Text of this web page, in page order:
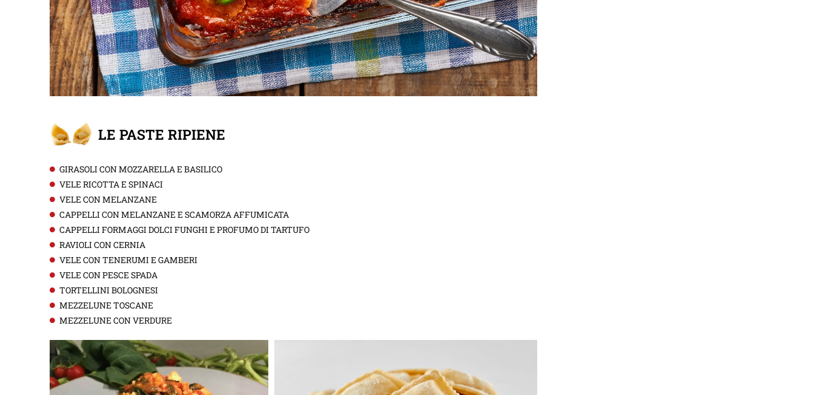
LE PASTE RIPIENE
GIRASOLI CON MOZZARELLA E BASILICO
VELE RICOTTA E SPINACI
VELE CON MELANZANE
CAPPELLI CON MELANZANE E SCAMORZA AFFUMICATA
CAPPELLI FORMAGGI DOLCI FUNGHI E PROFUMO DI TARTUFO
RAVIOLI CON CERNIA
VELE CON TENERUMI E GAMBERI
VELE CON PESCE SPADA
TORTELLINI BOLOGNESI
MEZZELUNE TOSCANE
MEZZELUNE CON VERDURE